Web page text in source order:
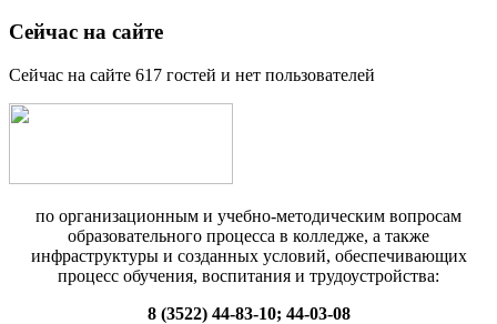
Сейчас на сайте
Сейчас на сайте 617 гостей и нет пользователей
по организационным и учебно-методическим вопросам
образовательного процесса в колледже, а также
инфраструктуры и созданных условий, обеспечивающих
процесс обучения, воспитания и трудоустройства:
8 (3522) 44-83-10; 44-03-08